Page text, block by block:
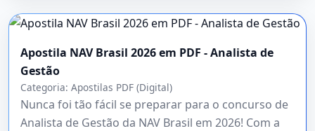
Apostila NAV Brasil 2026 em PDF - Analista de
Gestão
Categoria: Apostilas PDF (Digital)
Nunca foi tão fácil se preparar para o concurso de
Analista de Gestão da NAV Brasil em 2026! Com a